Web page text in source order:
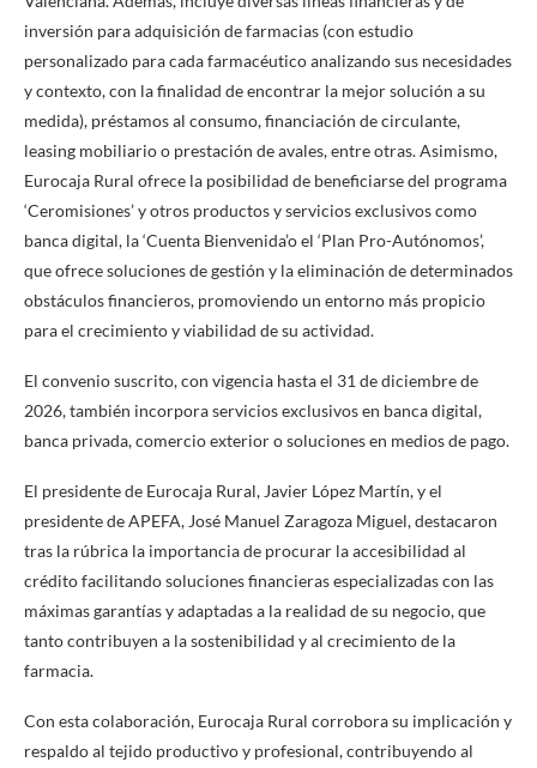
inversión para adquisición de farmacias (con estudio
personalizado para cada farmacéutico analizando sus necesidades
y contexto, con la finalidad de encontrar la mejor solución a su
medida), préstamos al consumo, financiación de circulante,
leasing mobiliario o prestación de avales, entre otras. Asimismo,
Eurocaja Rural ofrece la posibilidad de beneficiarse del programa
‘Ceromisiones’ y otros productos y servicios exclusivos como
banca digital, la ‘Cuenta Bienvenida’o el ‘Plan Pro-Autónomos’,
que ofrece soluciones de gestión y la eliminación de determinados
obstáculos financieros, promoviendo un entorno más propicio
para el crecimiento y viabilidad de su actividad.
El convenio suscrito, con vigencia hasta el 31 de diciembre de
2026, también incorpora servicios exclusivos en banca digital,
banca privada, comercio exterior o soluciones en medios de pago.
El presidente de Eurocaja Rural, Javier López Martín, y el
presidente de APEFA, José Manuel Zaragoza Miguel, destacaron
tras la rúbrica la importancia de procurar la accesibilidad al
crédito facilitando soluciones financieras especializadas con las
máximas garantías y adaptadas a la realidad de su negocio, que
tanto contribuyen a la sostenibilidad y al crecimiento de la
farmacia.
Con esta colaboración, Eurocaja Rural corrobora su implicación y
respaldo al tejido productivo y profesional, contribuyendo al